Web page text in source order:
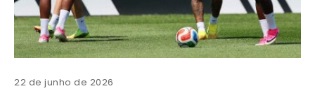
22 de junho de 2026